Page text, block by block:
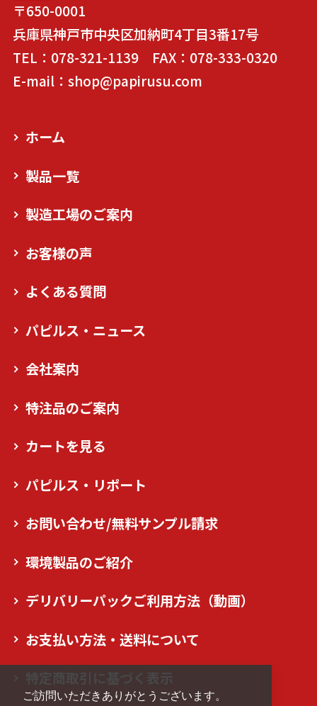
ご訪問いただきありがとうございます。
〒650-0001
兵庫県神戸市中央区加納町4丁目3番17号
TEL：078-321-1139 FAX：078-333-0320
E-mail：shop@papirusu.com
ホーム
製品一覧
製造工場のご案内
お客様の声
よくある質問
パピルス・ニュース
会社案内
特注品のご案内
カートを見る
パピルス・リポート
お問い合わせ/無料サンプル請求
環境製品のご紹介
デリバリーパックご利用方法（動画）
お支払い方法・送料について